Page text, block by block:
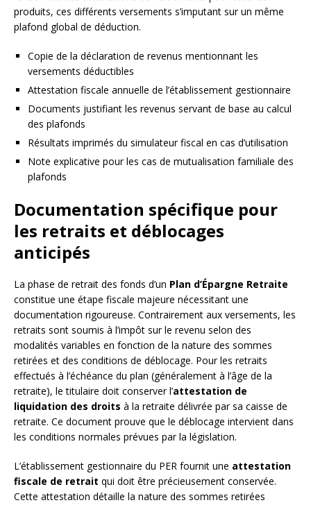
produits, ces différents versements s’imputant sur un même
plafond global de déduction.
Copie de la déclaration de revenus mentionnant les
versements déductibles
Attestation fiscale annuelle de l’établissement gestionnaire
Documents justifiant les revenus servant de base au calcul
des plafonds
Résultats imprimés du simulateur fiscal en cas d’utilisation
Note explicative pour les cas de mutualisation familiale des
plafonds
Documentation spécifique pour
les retraits et déblocages
anticipés
La phase de retrait des fonds d’un Plan d’Épargne Retraite
constitue une étape fiscale majeure nécessitant une
documentation rigoureuse. Contrairement aux versements, les
retraits sont soumis à l’impôt sur le revenu selon des
modalités variables en fonction de la nature des sommes
retirées et des conditions de déblocage. Pour les retraits
effectués à l’échéance du plan (généralement à l’âge de la
retraite), le titulaire doit conserver l’attestation de
liquidation des droits à la retraite délivrée par sa caisse de
retraite. Ce document prouve que le déblocage intervient dans
les conditions normales prévues par la législation.
L’établissement gestionnaire du PER fournit une attestation
fiscale de retrait qui doit être précieusement conservée.
Cette attestation détaille la nature des sommes retirées